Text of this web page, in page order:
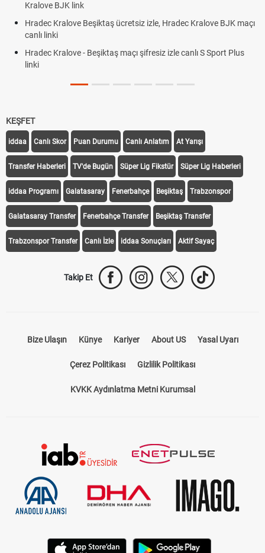
Kralove BJK link
Hradec Kralove Beşiktaş ücretsiz izle, Hradec Kralove BJK maçı
canlı linki
Hradec Kralove - Beşiktaş maçı şifresiz izle canlı S Sport Plus
linki
KEŞFET
iddaa Canlı Skor Puan Durumu Canlı Anlatım At Yarışı
Transfer Haberleri TV'de Bugün Süper Lig Fikstür Süper Lig Haberleri
iddaa Programı Galatasaray Fenerbahçe Beşiktaş Trabzonspor
Galatasaray Transfer Fenerbahçe Transfer Beşiktaş Transfer
Trabzonspor Transfer Canlı İzle iddaa Sonuçları Aktif Sayaç
Takip Et
Bize Ulaşın Künye Kariyer About US Yasal Uyarı
Çerez Politikası Gizlilik Politikası
KVKK Aydınlatma Metni Kurumsal